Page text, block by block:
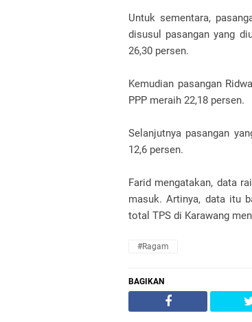
Untuk sementara,
disusul pasangan yang
26,30 persen.
Kemudian pasangan
PPP meraih 22,18 persen.
Selanjutnya pasangan
12,6 persen.
Farid mengatakan, data
masuk. Artinya, data itu
total TPS di Karawang
#ragam
BAGIKAN